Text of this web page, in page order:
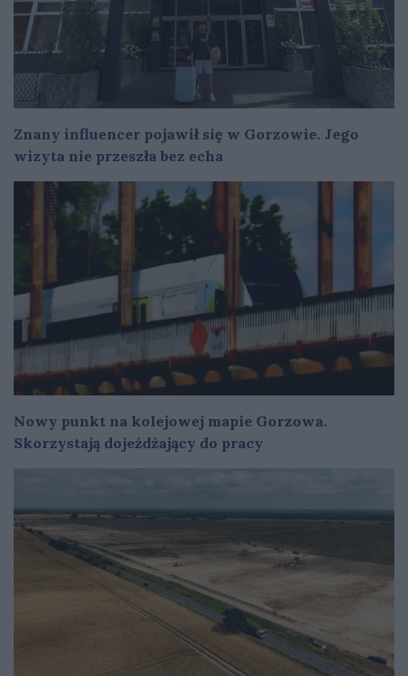
Znany influencer pojawił się w Gorzowie. Jego
wizyta nie przeszła bez echa
Nowy punkt na kolejowej mapie Gorzowa.
Skorzystają dojeżdżający do pracy